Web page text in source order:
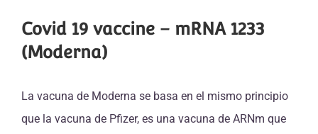
Covid 19 vaccine – mRNA 1233
(Moderna)
La vacuna de Moderna se basa en el mismo principio
que la vacuna de Pfizer, es una vacuna de ARNm que